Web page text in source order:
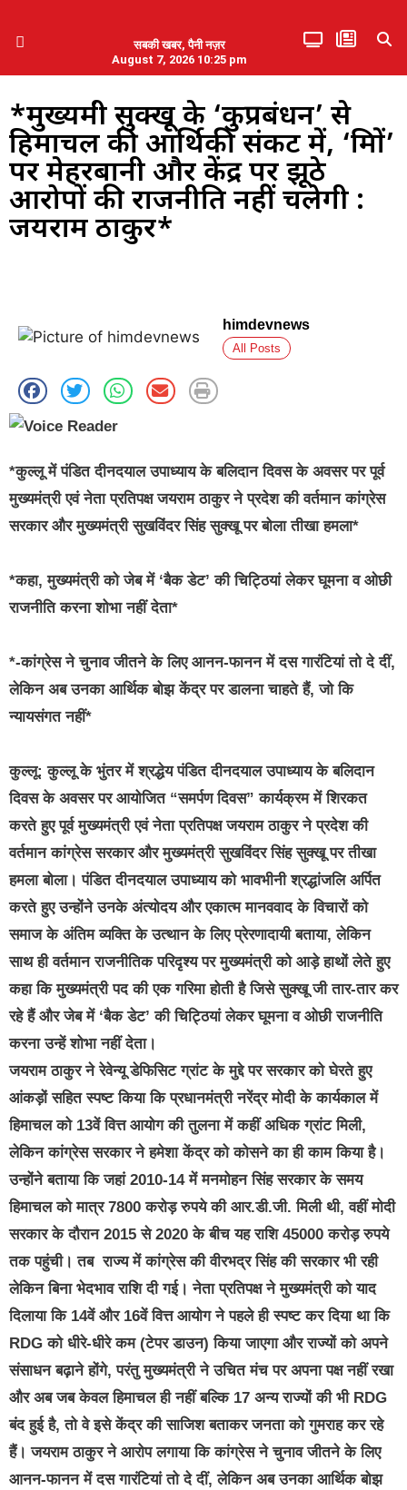
सबकी खबर, पैनी नज़र
August 7, 2026 10:25 pm
*मुख्यमंत्री सुक्खू के ‘कुप्रबंधन’ से
हिमाचल की आर्थिकी संकट में, ‘मित्रों’
पर मेहरबानी और केंद्र पर झूठे
आरोपों की राजनीति नहीं चलेगी :
जयराम ठाकुर*
himdevnews
All Posts
*कुल्लू में पंडित दीनदयाल उपाध्याय के बलिदान दिवस के अवसर पर पूर्व
मुख्यमंत्री एवं नेता प्रतिपक्ष जयराम ठाकुर ने प्रदेश की वर्तमान कांग्रेस
सरकार और मुख्यमंत्री सुखविंदर सिंह सुक्खू पर बोला तीखा हमला*
*कहा, मुख्यमंत्री को जेब में ‘बैक डेट’ की चिट्ठियां लेकर घूमना व ओछी
राजनीति करना शोभा नहीं देता*
*-कांग्रेस ने चुनाव जीतने के लिए आनन-फानन में दस गारंटियां तो दे दीं,
लेकिन अब उनका आर्थिक बोझ केंद्र पर डालना चाहते हैं, जो कि
न्यायसंगत नहीं*
कुल्लू: कुल्लू के भुंतर में श्रद्धेय पंडित दीनदयाल उपाध्याय के बलिदान
दिवस के अवसर पर आयोजित “समर्पण दिवस” कार्यक्रम में शिरकत
करते हुए पूर्व मुख्यमंत्री एवं नेता प्रतिपक्ष जयराम ठाकुर ने प्रदेश की
वर्तमान कांग्रेस सरकार और मुख्यमंत्री सुखविंदर सिंह सुक्खू पर तीखा
हमला बोला। पंडित दीनदयाल उपाध्याय को भावभीनी श्रद्धांजलि अर्पित
करते हुए उन्होंने उनके अंत्योदय और एकात्म मानववाद के विचारों को
समाज के अंतिम व्यक्ति के उत्थान के लिए प्रेरणादायी बताया, लेकिन
साथ ही वर्तमान राजनीतिक परिदृश्य पर मुख्यमंत्री को आड़े हाथों लेते हुए
कहा कि मुख्यमंत्री पद की एक गरिमा होती है जिसे सुक्खू जी तार-तार कर
रहे हैं और जेब में ‘बैक डेट’ की चिट्ठियां लेकर घूमना व ओछी राजनीति
करना उन्हें शोभा नहीं देता।
जयराम ठाकुर ने रेवेन्यू डेफिसिट ग्रांट के मुद्दे पर सरकार को घेरते हुए
आंकड़ों सहित स्पष्ट किया कि प्रधानमंत्री नरेंद्र मोदी के कार्यकाल में
हिमाचल को 13वें वित्त आयोग की तुलना में कहीं अधिक ग्रांट मिली,
लेकिन कांग्रेस सरकार ने हमेशा केंद्र को कोसने का ही काम किया है।
उन्होंने बताया कि जहां 2010-14 में मनमोहन सिंह सरकार के समय
हिमाचल को मात्र 7800 करोड़ रुपये की आर.डी.जी. मिली थी, वहीं मोदी
सरकार के दौरान 2015 से 2020 के बीच यह राशि 45000 करोड़ रुपये
तक पहुंची। तब राज्य में कांग्रेस की वीरभद्र सिंह की सरकार भी रही
लेकिन बिना भेदभाव राशि दी गई। नेता प्रतिपक्ष ने मुख्यमंत्री को याद
दिलाया कि 14वें और 16वें वित्त आयोग ने पहले ही स्पष्ट कर दिया था कि
RDG को धीरे-धीरे कम (टेपर डाउन) किया जाएगा और राज्यों को अपने
संसाधन बढ़ाने होंगे, परंतु मुख्यमंत्री ने उचित मंच पर अपना पक्ष नहीं रखा
और अब जब केवल हिमाचल ही नहीं बल्कि 17 अन्य राज्यों की भी RDG
बंद हुई है, तो वे इसे केंद्र की साजिश बताकर जनता को गुमराह कर रहे
हैं। जयराम ठाकुर ने आरोप लगाया कि कांग्रेस ने चुनाव जीतने के लिए
आनन-फानन में दस गारंटियां तो दे दीं, लेकिन अब उनका आर्थिक बोझ